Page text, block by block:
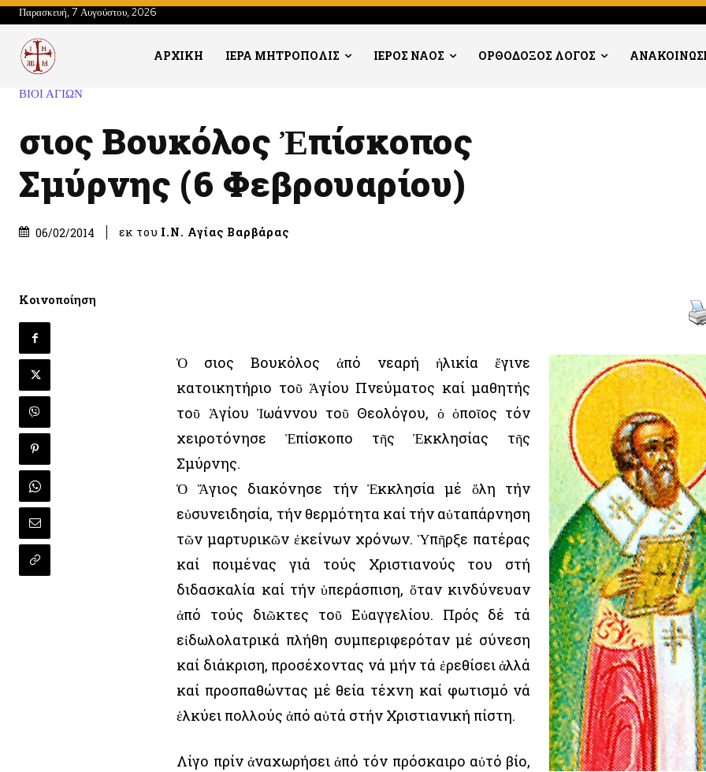
Παρασκευή, 7 Αυγούστου, 2026
ΑΡΧΙΚΗ ΙΕΡΑ ΜΗΤΡΟΠΟΛΙΣ ΙΕΡΟΣ ΝΑΟΣ ΟΡΘΟΔΟΞΟΣ ΛΟΓΟΣ
ΒΙΟΙ ΑΓΙΩΝ
Ὅσιος Βουκόλος Ἐπίσκοπος
Σμύρνης (6 Φεβρουαρίου)
06/02/2014 εκ του Ι.Ν. Αγίας Βαρβάρας
Κοινοποίηση
Ὁ Ὅσιος Βουκόλος ἀπό νεαρή ἡλικία ἔγινε
κατοικητήριο τοῦ Ἁγίου Πνεύματος καί μαθητής
τοῦ Ἁγίου Ἰωάννου τοῦ Θεολόγου, ὁ ὁποῖος τόν
χειροτόνησε Ἐπίσκοπο τῆς Ἐκκλησίας τῆς
Σμύρνης.
Ὁ Ἅγιος διακόνησε τήν Ἐκκλησία μέ ὅλη τήν
εὐσυνειδησία, τήν θερμότητα καί τήν αὐταπάρνηση
τῶν μαρτυρικῶν ἐκείνων χρόνων. Ὑπῆρξε πατέρας
καί ποιμένας γιά τούς Χριστιανούς του στή
διδασκαλία καί τήν ὑπεράσπιση, ὅταν κινδύνευαν
ἀπό τούς διῶκτες τοῦ Εὐαγγελίου. Πρός δέ τά
εἰδωλολατρικά πλήθη συμπεριφερόταν μέ σύνεση
καί διάκριση, προσέχοντας νά μήν τά ἐρεθίσει ἀλλά
καί προσπαθώντας μέ θεία τέχνη καί φωτισμό νά
ἑλκύει πολλούς ἀπό αὐτά στήν Χριστιανική πίστη.
Λίγο πρίν ἀναχωρήσει ἀπό τόν πρόσκαιρο αὐτό βίο,